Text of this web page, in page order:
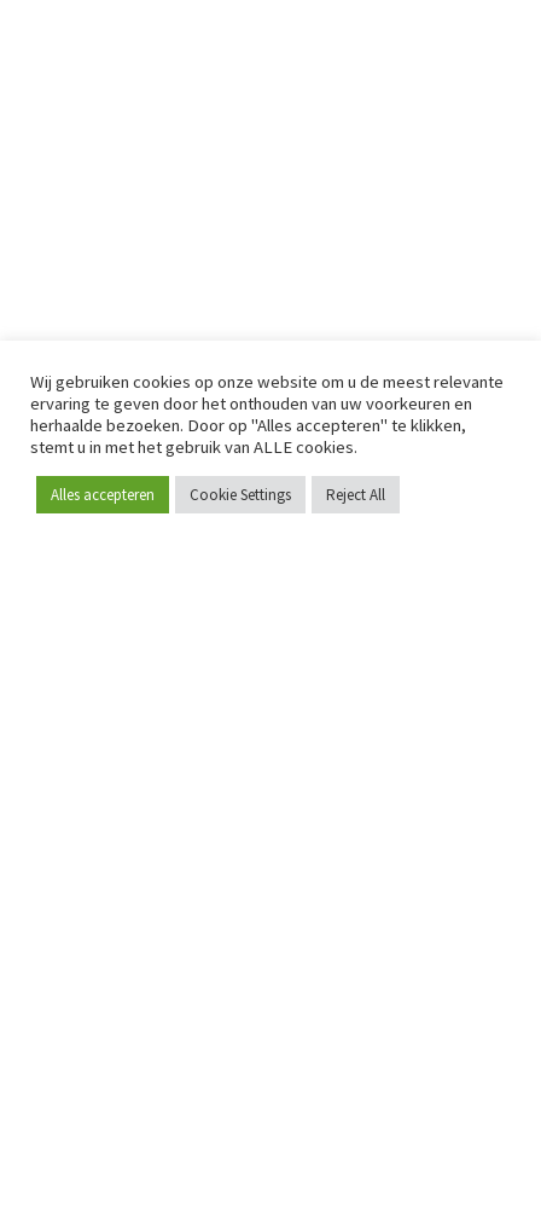
Word lid
Wij gebruiken cookies op onze website om u de meest relevante
ervaring te geven door het onthouden van uw voorkeuren en
herhaalde bezoeken. Door op "Alles accepteren" te klikken,
stemt u in met het gebruik van ALLE cookies.
Alles accepteren Cookie Settings Reject All